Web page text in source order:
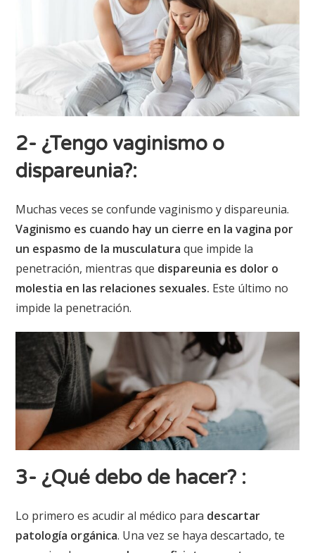
2- ¿Tengo vaginismo o
dispareunia?:
Muchas veces se confunde vaginismo y dispareunia.
Vaginismo es cuando hay un cierre en la vagina por
un espasmo de la musculatura que impide la
penetración, mientras que dispareunia es dolor o
molestia en las relaciones sexuales. Este último no
impide la penetración.
3- ¿Qué debo de hacer? :
Lo primero es acudir al médico para descartar
patología orgánica. Una vez se haya descartado, te